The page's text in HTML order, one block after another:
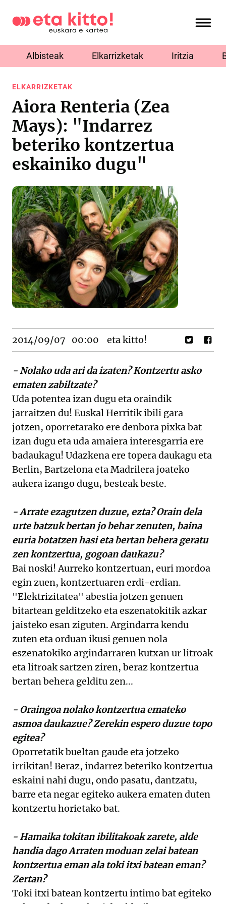
Albisteak Elkarrizketak Iritzia
ELKARRIZKETAK
Aiora Renteria (Zea
Mays): "Indarrez
beteriko kontzertua
eskainiko dugu"
2014/09/07 00:00 eta kitto!
- Nolako uda ari da izaten? Kontzertu asko
ematen zabiltzate?
Uda potentea izan dugu eta oraindik
jarraitzen du! Euskal Herritik ibili gara
jotzen, oporretarako ere denbora pixka bat
izan dugu eta uda amaiera interesgarria ere
badaukagu! Udazkena ere topera daukagu eta
Berlin, Bartzelona eta Madrilera joateko
aukera izango dugu, besteak beste.
- Arrate ezagutzen duzue, ezta? Orain dela
urte batzuk bertan jo behar zenuten, baina
euria botatzen hasi eta bertan behera geratu
zen kontzertua, gogoan daukazu?
Bai noski! Aurreko kontzertuan, euri mordoa
egin zuen, kontzertuaren erdi-erdian.
"Elektrizitatea" abestia jotzen genuen
bitartean gelditzeko eta eszenatokitik azkar
jaisteko esan ziguten. Argindarra kendu
zuten eta orduan ikusi genuen nola
eszenatokiko argindarraren kutxan ur litroak
eta litroak sartzen ziren, beraz kontzertua
bertan behera gelditu zen...
- Oraingoa nolako kontzertua emateko
asmoa daukazue? Zerekin espero duzue topo
egitea?
Oporretatik bueltan gaude eta jotzeko
irrikitan! Beraz, indarrez beteriko kontzertua
eskaini nahi dugu, ondo pasatu, dantzatu,
barre eta negar egiteko aukera ematen duten
kontzertu horietako bat.
- Hamaika tokitan ibilitakoak zarete, alde
handia dago Arraten moduan zelai batean
kontzertua eman ala toki itxi batean eman?
Zertan?
Toki itxi batean kontzertu intimo bat egiteko